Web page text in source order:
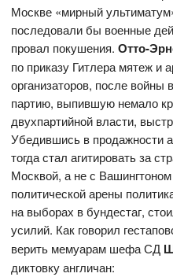
Москве «мирный
последовали бы военные
провал покушения.Отто-
по приказу Гитлера мятеж и
организаторов, после
партию, выпившую немало
двухпартийной власти,
Убедившись в продажности
тогда стал агитировать за
Москвой, а не с
политической арены
на выборах в бундестаг,
усилий. Как говорил
верить мемуарам шефа СД
диктовку англичан: